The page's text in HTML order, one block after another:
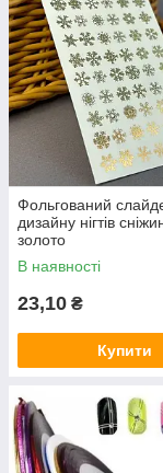
Фольгований
дизайну нігтів
золото
В наявності
23,10 ₴
Купити